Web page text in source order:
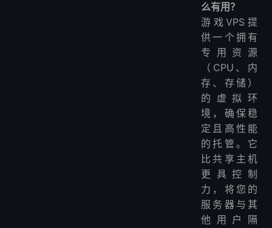
么有用？
游戏VPS提
供一个拥有
专用资源
（CPU、内
存、存储）
的虚拟环
境，确保稳
定且高性能
的托管。它
比共享主机
更具控制
力，将您的
服务器与其
他用户隔